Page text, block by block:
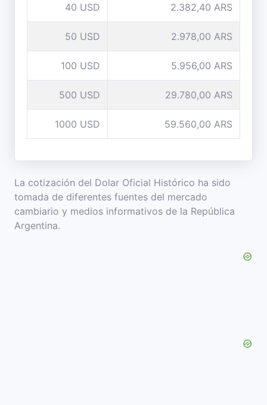
40 USD 2.382,40 ARS
50 USD 2.978,00 ARS
100 USD 5.956,00 ARS
500 USD 29.780,00 ARS
1000 USD 59.560,00 ARS
La cotización del Dolar Oficial Histórico ha sido
tomada de diferentes fuentes del mercado
cambiario y medios informativos de la República
Argentina.